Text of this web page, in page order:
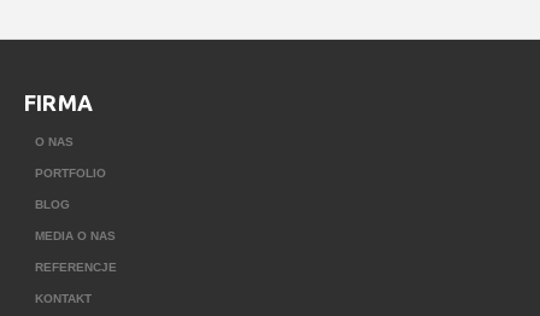
FIRMA
O NAS
PORTFOLIO
BLOG
MEDIA O NAS
REFERENCJE
KONTAKT